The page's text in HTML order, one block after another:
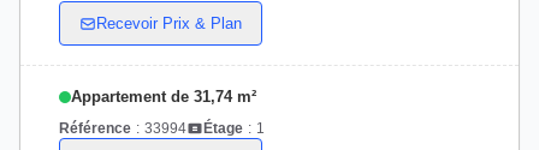
Recevoir Prix & Plan
Appartement de 31,74 m²
Référence : 33994 Étage : 1